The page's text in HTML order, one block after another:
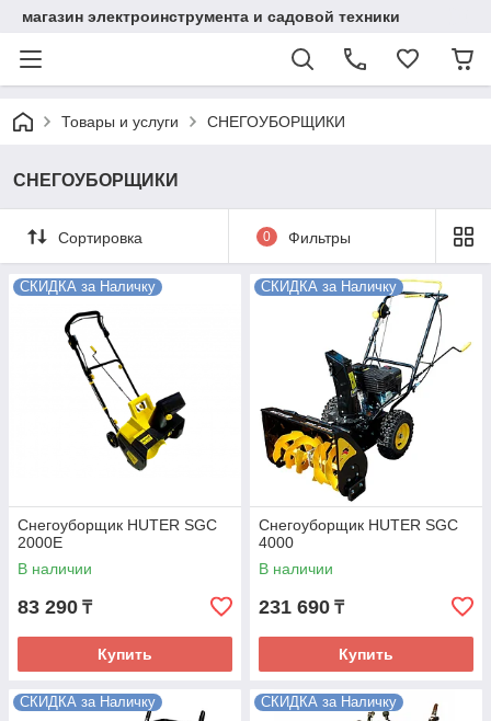
магазин электроинструмента и садовой техники
Товары и услуги СНЕГОУБОРЩИКИ
СНЕГОУБОРЩИКИ
Сортировка 0 Фильтры
СКИДКА за Наличку
Снегоуборщик HUTER SGC
2000E
В наличии
83 290 ₸
Купить
СКИДКА за Наличку
Снегоуборщик HUTER SGC
4000
В наличии
231 690 ₸
Купить
СКИДКА за Наличку СКИДКА за Наличку